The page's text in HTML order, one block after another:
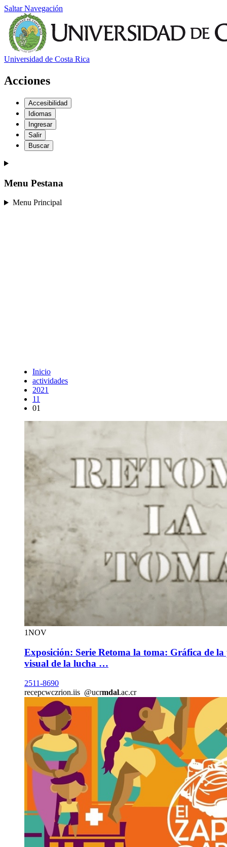
Saltar Navegación
Universidad de Costa Rica
Acciones
Accesibilidad
Idiomas
Ingresar
Salir
Buscar
Menu Pestana
Menu Principal
Inicio
actividades
2021
11
01
1NOV
Exposición: Serie Retoma la toma: Gráfica de
visual de la lucha …
2511-8690
recepcwczrion.iis @ucrmdal.ac.cr